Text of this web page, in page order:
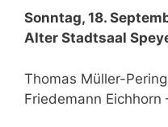
Sonntag, 18.
Alter Stadtsaal
Thomas Müller-
Friedemann Eichhorn